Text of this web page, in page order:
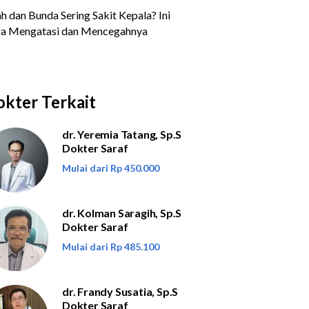
Terkait